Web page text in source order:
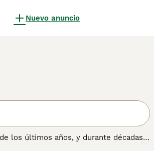
Nuevo anuncio
los últimos años, y durante décadas